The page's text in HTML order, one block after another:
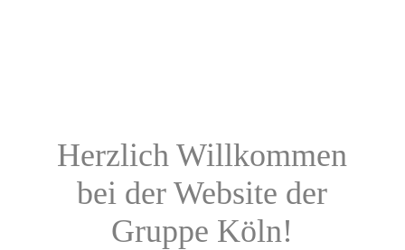
Herzlich Willkommen
bei der Website der
Gruppe Köln!